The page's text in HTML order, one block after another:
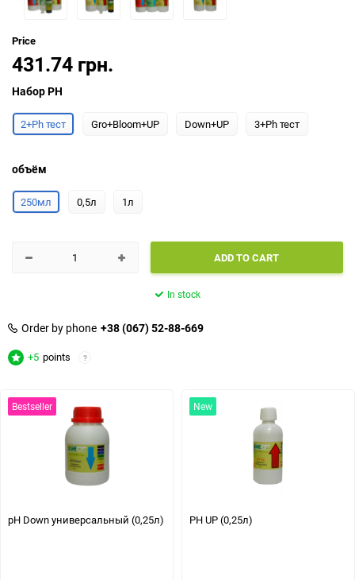
Price
431.74 грн.
Набор PH
2+Ph тест Gro+Bloom+UP Down+UP 3+Ph тест
объём
250мл 0,5л 1л
ADD TO CART
In stock
Order by phone +38 (067) 52-88-669
+5 points ?
Bestseller
pH Down универсальный (0,25л)
New
PH UP (0,25л)